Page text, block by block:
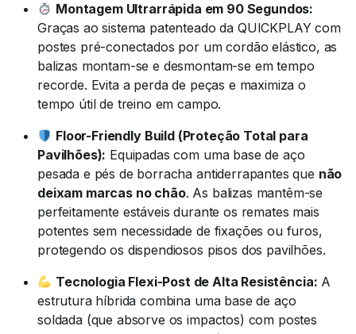
Montagem Ultrarrápida em 90 Segundos:
Graças ao sistema patenteado da QUICKPLAY com
postes pré-conectados por um cordão elástico, as
balizas montam-se e desmontam-se em tempo
recorde. Evita a perda de peças e maximiza o
tempo útil de treino em campo.
Floor-Friendly Build (Proteção Total para
Pavilhões): Equipadas com uma base de aço
pesada e pés de borracha antiderrapantes que não
deixam marcas no chão. As balizas mantêm-se
perfeitamente estáveis durante os remates mais
potentes sem necessidade de fixações ou furos,
protegendo os dispendiosos pisos dos pavilhões.
Tecnologia Flexi-Post de Alta Resistência: A
estrutura híbrida combina uma base de aço
soldada (que absorve os impactos) com postes